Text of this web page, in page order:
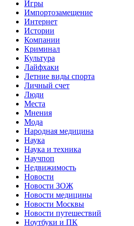
Игры
Импортозамещение
Интернет
Истории
Компании
Криминал
Культура
Лайфхаки
Летние виды спорта
Личный счет
Люди
Места
Мнения
Мода
Народная медицина
Наука
Наука и техника
Научпоп
Недвижимость
Новости
Новости ЗОЖ
Новости медицины
Новости Москвы
Новости путешествий
Ноутбуки и ПК